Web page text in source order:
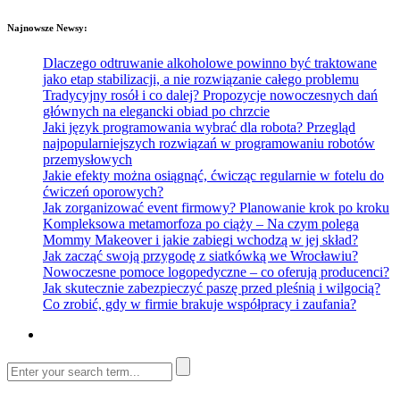
Najnowsze Newsy:
Dlaczego odtruwanie alkoholowe powinno być traktowane
jako etap stabilizacji, a nie rozwiązanie całego problemu
Tradycyjny rosół i co dalej? Propozycje nowoczesnych dań
głównych na elegancki obiad po chrzcie
Jaki język programowania wybrać dla robota? Przegląd
najpopularniejszych rozwiązań w programowaniu robotów
przemysłowych
Jakie efekty można osiągnąć, ćwicząc regularnie w fotelu do
ćwiczeń oporowych?
Jak zorganizować event firmowy? Planowanie krok po kroku
Kompleksowa metamorfoza po ciąży – Na czym polega
Mommy Makeover i jakie zabiegi wchodzą w jej skład?
Jak zacząć swoją przygodę z siatkówką we Wrocławiu?
Nowoczesne pomoce logopedyczne – co oferują producenci?
Jak skutecznie zabezpieczyć paszę przed pleśnią i wilgocią?
Co zrobić, gdy w firmie brakuje współpracy i zaufania?